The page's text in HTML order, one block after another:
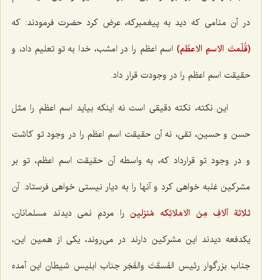
در آن منامی که دید به پیغمبرکه، عرض کرد حضرت فرمودند: که‌
(قُلّمتَ الاسمِ الاعظَم) اسم اعظم را در امشب، خدا به تو تعلیم داد، و
حقیقت اسم اعظم را در وجودت قرار داد.
این نکته، نکته دقیقی است نه اینکه بیاید اسم اعظم را مثل
حسن و حسین، تقی، نه آن حقیقت اسم اعظم را در وجود تو کاشت
و در وجود تو قرارداد که، به واسطه آن حقیقت اسم اعظم، تو بر
مشرکین غلبه خواهی کرد و آنها را به دیار نیستی خواهی فرستاد. آن‌
ثلاثة آلافِ مِنَ الامَلائِکه مُنزلین‌ را مردم نمی دیدند مسلمانان،
یکدفعه دیدند این مشرکین دارند در می‌روند، یکی از همین این،
جناب بزرگوار رئیس الفَسقَتَ والفَجَر جناب ابلیس شیطان این آمده